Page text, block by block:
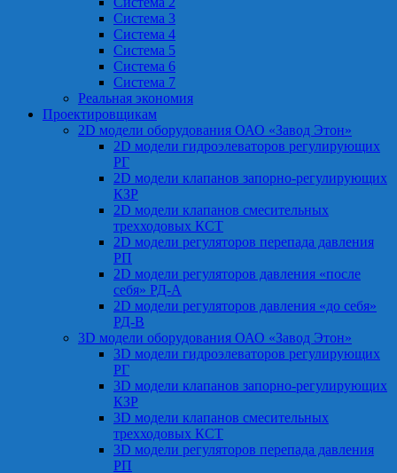
Система 3
Система 4
Система 5
Система 6
Система 7
Реальная экономия
Проектировщикам
2D модели оборудования ОАО «Завод Этон»
2D модели гидроэлеваторов регулирующих
РГ
2D модели клапанов запорно-регулирующих
КЗР
2D модели клапанов смесительных
трехходовых КСТ
2D модели регуляторов перепада давления
РП
2D модели регуляторов давления «после
себя» РД-А
2D модели регуляторов давления «до себя»
РД-В
3D модели оборудования ОАО «Завод Этон»
3D модели гидроэлеваторов регулирующих
РГ
3D модели клапанов запорно-регулирующих
КЗР
3D модели клапанов смесительных
трехходовых КСТ
3D модели регуляторов перепада давления
РП